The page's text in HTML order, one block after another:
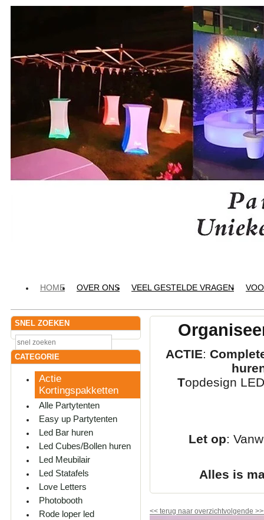
HOME OVER ONS VEEL GESTELDE VRAGEN
SNEL ZOEKEN
CATEGORIE
Actie
Kortingspakketten
Alle Partytenten
Easy up Partytenten
Led Bar huren
Led Cubes/Bollen huren
Led Meubilair
Led Statafels
Love Letters
Photobooth
Rode loper led
ACTIE:
Topdesign
Let op:
Alles is
<< terug naar overzichtvolgende >>